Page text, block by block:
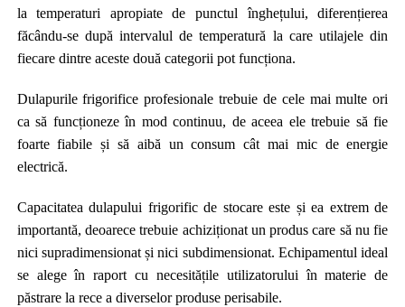
la temperaturi apropiate de punctul înghețului, diferențierea
făcându-se după intervalul de temperatură la care utilajele din
fiecare dintre aceste două categorii pot funcționa.
Dulapurile frigorifice profesionale trebuie de cele mai multe ori
ca să funcționeze în mod continuu, de aceea ele trebuie să fie
foarte fiabile și să aibă un consum cât mai mic de energie
electrică.
Capacitatea dulapului frigorific de stocare este și ea extrem de
importantă, deoarece trebuie achiziționat un produs care să nu fie
nici supradimensionat și nici subdimensionat. Echipamentul ideal
se alege în raport cu necesitățile utilizatorului în materie de
păstrare la rece a diverselor produse perisabile.